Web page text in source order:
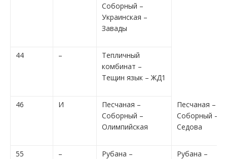
Соборный –
Украинская –
Завады
44 –
Тепличный
комбинат –
Тещин язык – ЖД1
46 И
Песчаная –
Соборный –
Олимпийская
Песчаная –
Соборный –
Седова
55 –
Рубана –
Рубана –